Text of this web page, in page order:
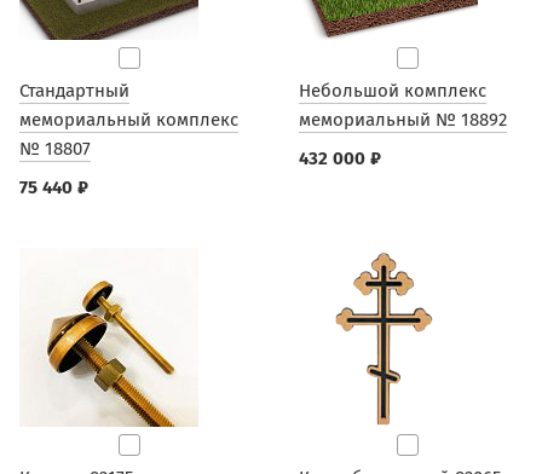
Стандартный
мемориальный комплекс
№ 18807
75 440 ₽
Небольшой комплекс
мемориальный № 18892
432 000 ₽